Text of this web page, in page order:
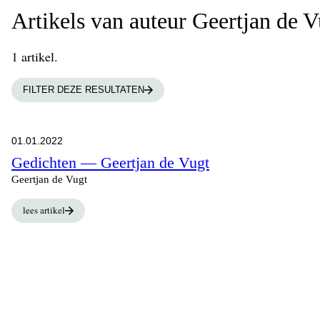
Artikels van auteur Geertjan de
1 artikel.
FILTER DEZE RESULTATEN
01.01.2022
Gedichten — Geertjan de Vugt
Geertjan de Vugt
lees artikel